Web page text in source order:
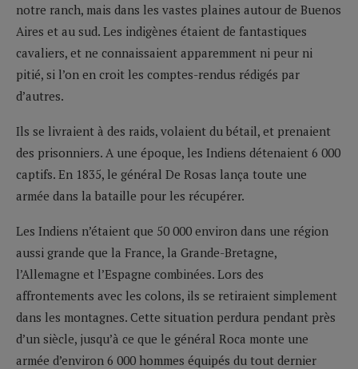
notre ranch, mais dans les vastes plaines autour de Buenos
Aires et au sud. Les indigènes étaient de fantastiques
cavaliers, et ne connaissaient apparemment ni peur ni
pitié, si l’on en croit les comptes-rendus rédigés par
d’autres.
Ils se livraient à des raids, volaient du bétail, et prenaient
des prisonniers. A une époque, les Indiens détenaient 6 000
captifs. En 1835, le général De Rosas lança toute une
armée dans la bataille pour les récupérer.
Les Indiens n’étaient que 50 000 environ dans une région
aussi grande que la France, la Grande-Bretagne,
l’Allemagne et l’Espagne combinées. Lors des
affrontements avec les colons, ils se retiraient simplement
dans les montagnes. Cette situation perdura pendant près
d’un siècle, jusqu’à ce que le général Roca monte une
armée d’environ 6 000 hommes équipés du tout dernier